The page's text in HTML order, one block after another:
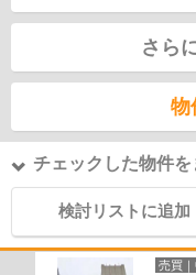
さら
物
チェックした物件を
検討リストに追加
売買